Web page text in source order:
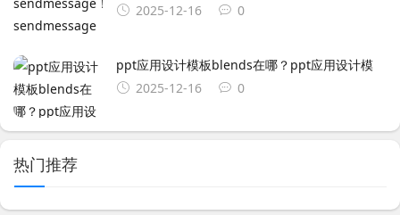
2025-12-16
0
ppt应用设计模板blends在哪？ppt应用设计模
2025-12-16
0
热门推荐